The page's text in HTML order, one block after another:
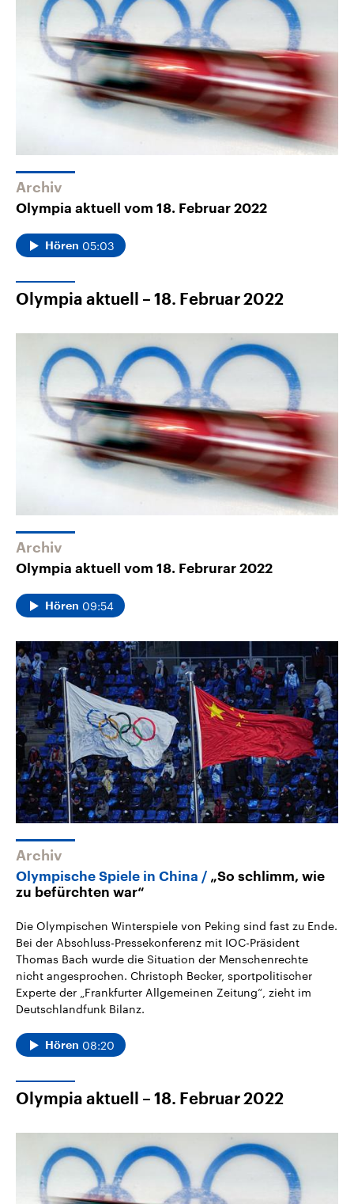
Archiv
Olympia aktuell vom 18. Februar 2022
Hören 05:03
Olympia aktuell – 18. Februar 2022
Archiv
Olympia aktuell vom 18. Februrar 2022
Hören 09:54
Archiv
Olympische Spiele in China
„So schlimm, wie
zu befürchten war“
Die Olympischen Winterspiele von Peking sind fast zu Ende.
Bei der Abschluss-Pressekonferenz mit IOC-Präsident
Thomas Bach wurde die Situation der Menschenrechte
nicht angesprochen. Christoph Becker, sportpolitischer
Experte der „Frankfurter Allgemeinen Zeitung“, zieht im
Deutschlandfunk Bilanz.
Hören 08:20
Olympia aktuell – 18. Februar 2022